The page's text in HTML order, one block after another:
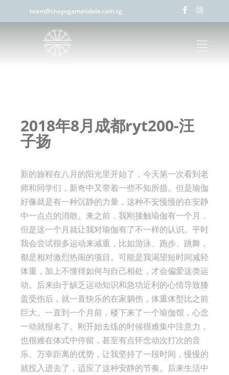
team@theyogamandala.com.sg
2018年8月成都ryt200-汪
子扬
新的旅程在八月的阳光里开始了，今天第一次看到老
师和同学们，新奇中又带着一些不知所措。但是瑜伽
好像就是有一种沉静的力量，这种不安慢慢的在安静
中一点点的消散。来之前，我刚接触瑜伽有一个月，
但是这一个月就让我对瑜伽有了不一样的认识。平时
我会尝试很多运动来减重，比如游泳、跑步、跳舞，
都是相对激烈热闹的项目。可能是我渴望短时间减轻
体重，加上不懂得如何与自己相处，才会偏爱这类运
动。后来由于缺乏运动知识和急功近利的心情导致膝
盖受伤后，就一直快乐的在家躺伤，体重体型比之前
巨大。一直到一个月前，楼下来了一个瑜伽馆，心念
一动就报名了。刚开始去练的时候很难集中注意力，
也很难在体式中停留，甚至有点怀念动次打次的音
乐。万幸距离的优势，让我坚持了一段时间，慢慢的
就投入进去了，适应了这种安静的节奏。后来生活中